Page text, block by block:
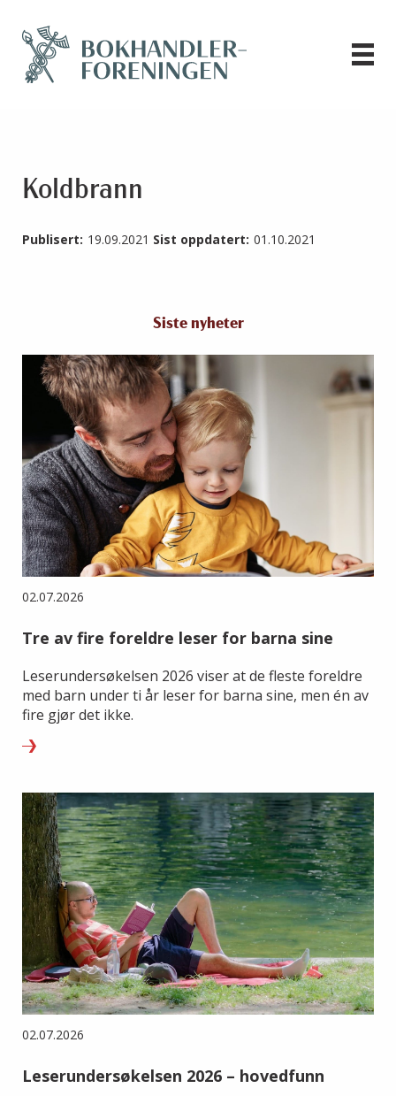
Koldbrann
Publisert: 19.09.2021 Sist oppdatert: 01.10.2021
Siste nyheter
02.07.2026
Tre av fire foreldre leser for barna sine
Leserundersøkelsen 2026 viser at de fleste foreldre
med barn under ti år leser for barna sine, men én av
fire gjør det ikke.
02.07.2026
Leserundersøkelsen 2026 – hovedfunn